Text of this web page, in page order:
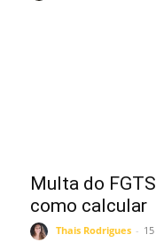
Multa do
como calcular
Thais Rodrigues -